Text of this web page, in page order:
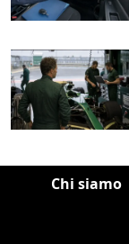
Chi siamo